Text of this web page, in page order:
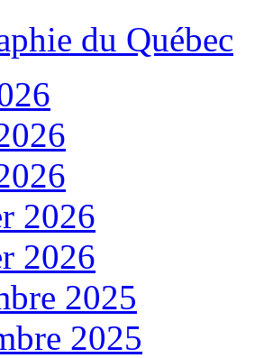
du Québec
2026
2026
2025
2025